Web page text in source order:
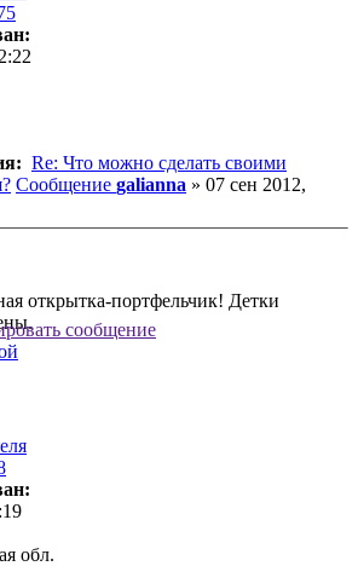
Re: Что можно сделать своими
Сообщение galianna » 07 сен 2012,
открытка-портфельчик! Детки
обл.